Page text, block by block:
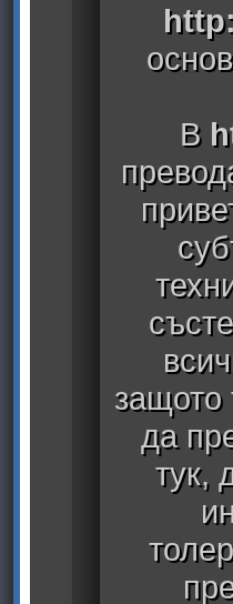
В
защото
да
тук,